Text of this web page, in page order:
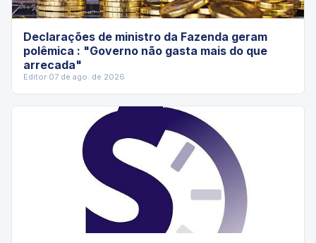
Declarações de ministro da Fazenda geram
polêmica : "Governo não gasta mais do que
arrecada"
Editor·07 de ago. de 2026